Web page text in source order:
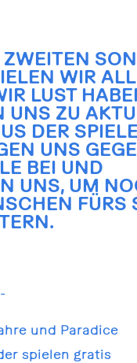
WIR
LUST
UNS ZU
DER
UNS
BEI UND
UNS, UM
FÜRS
und Paradice
spielen gratis